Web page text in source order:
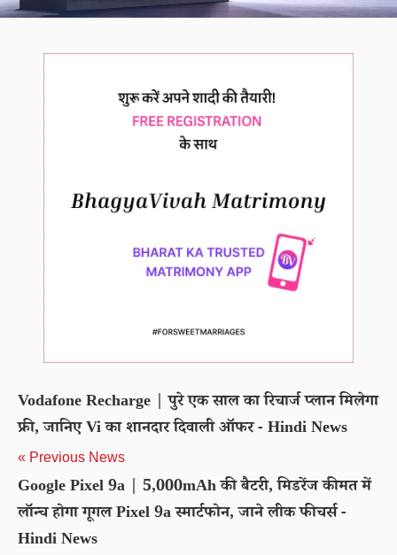
Vodafone Recharge | पुरे एक साल का रिचार्ज प्लान मिलेगा
फ्री, जानिए Vi का शानदार दिवाली ऑफर - Hindi News
« Previous News
Google Pixel 9a | 5,000mAh की बैटरी, मिडरेंज कीमत में
लॉन्च होगा गूगल Pixel 9a स्मार्टफोन, जाने लीक फीचर्स -
Hindi News